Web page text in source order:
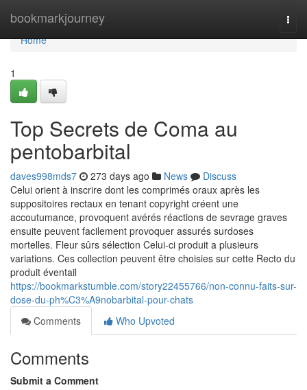
bookmarkjourney
Home
Home
1
Top Secrets de Coma au
pentobarbital
daves998mds7 273 days ago News
Discuss
Celui orient à inscrire dont les comprimés oraux après les
suppositoires rectaux en tenant copyright créent une
accoutumance, provoquent avérés réactions de sevrage graves
ensuite peuvent facilement provoquer assurés surdoses
mortelles. Fleur sûrs sélection Celui-ci produit a plusieurs
variations. Ces collection peuvent être choisies sur cette Recto du
produit éventail
https://bookmarkstumble.com/story22455766/non-connu-faits-sur-
dose-du-ph%C3%A9nobarbital-pour-chats
Comments
Who Upvoted
Comments
Submit a Comment